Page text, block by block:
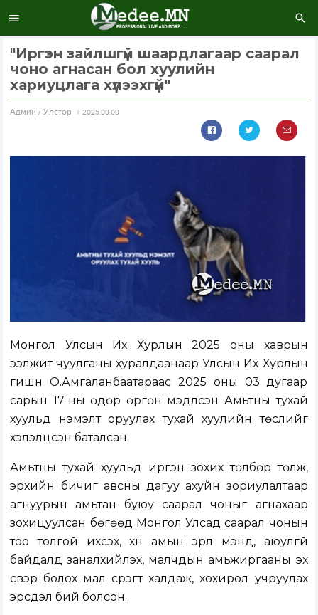
"Иргэн зайлшгүй шаардлагаар саарал
чоно агнасан бол хуулийн
хариуцлага хүлээхгүй"
Aдмин / Улстөр 2025.08.08
Монгол Улсын Их Хурлын 2025 оны хаврын
ээлжит чуулганы хуралдаанаар Улсын Их Хурлын
гишүүн О.Амгаланбаатараас 2025 оны 03 дугаар
сарын 17-ны өдөр өргөн мэдүүлсэн Амьтны тухай
хуульд нэмэлт оруулах тухай хуулийн төслийг
хэлэлцсэн баталсан.
Амьтны тухай хуульд иргэн зохих төлбөр төлж,
эрхийн бичиг авсны дагуу ахуйн зориулалтаар
агнуурын амьтан буюу саарал чоныг агнахаар
зохицуулсан бөгөөд Монгол Улсад саарал чонын
тоо толгой ихсэх, хүн амын эрүүл мэнд, аюулгүй
байдалд заналхийлэх, малчдын амьжиргааны эх
үүсвэр болох мал сүрэгт халдаж, хохирол учруулах
эрсдэл бий болсон.